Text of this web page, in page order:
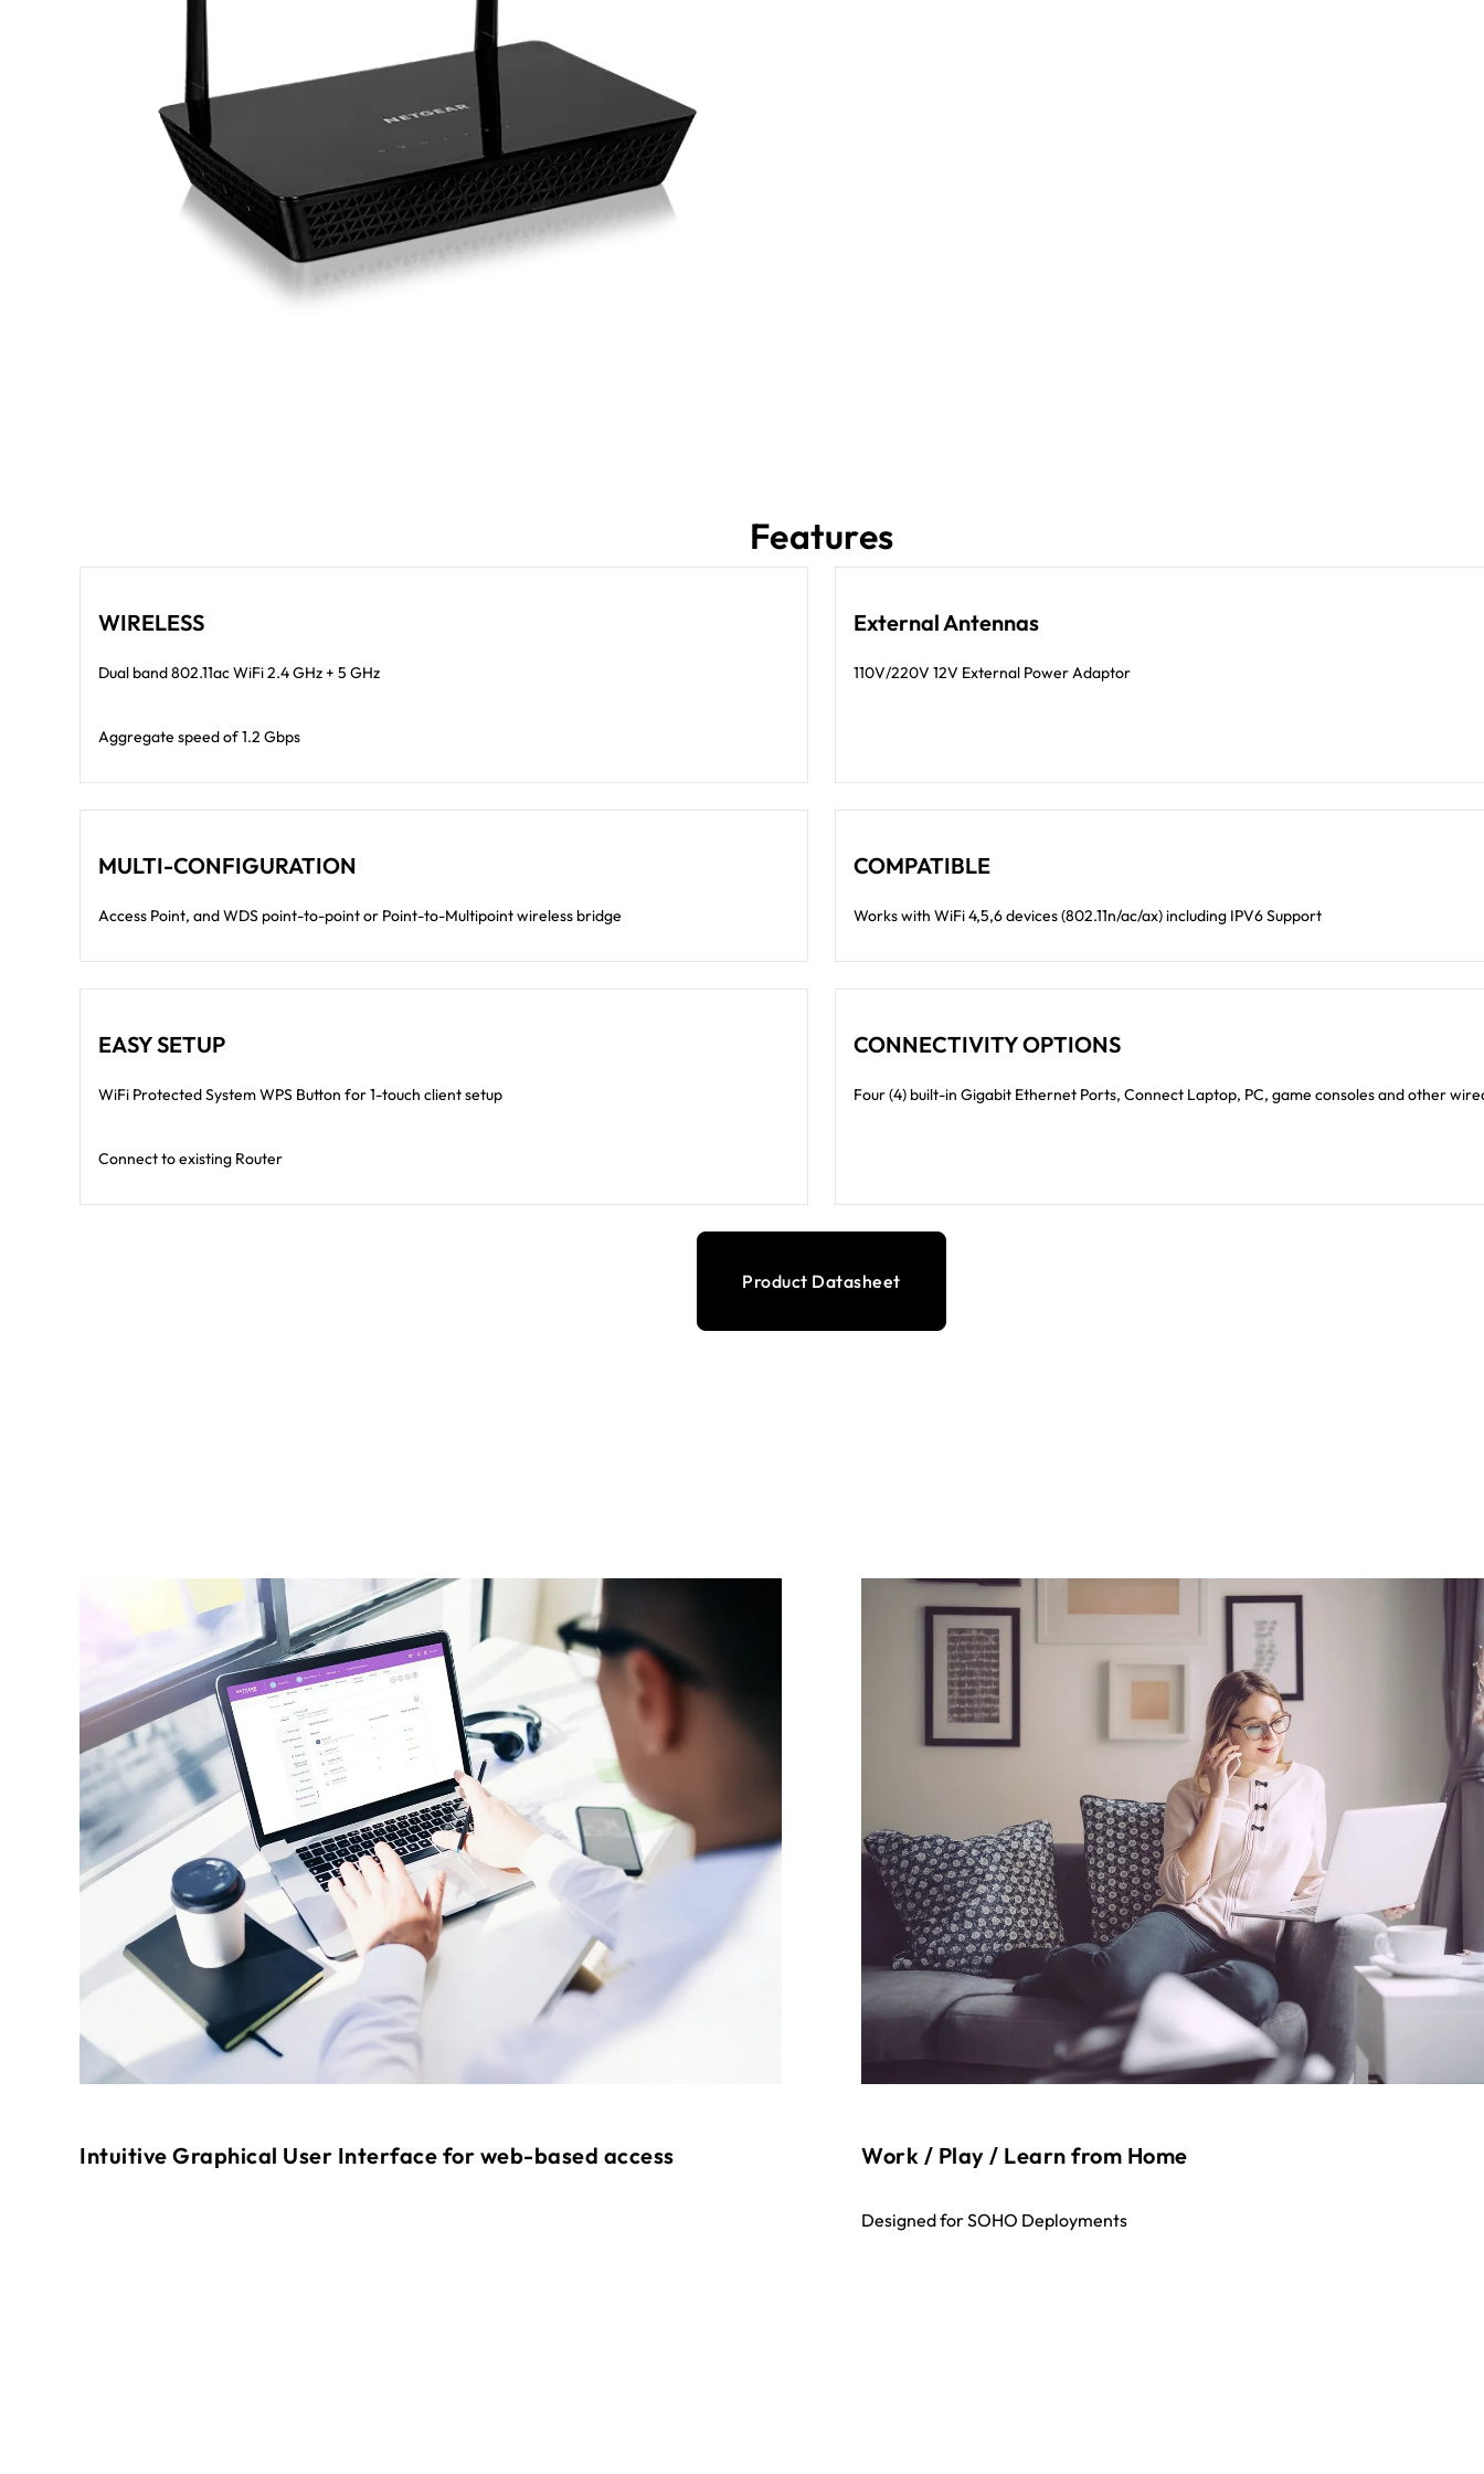
Features
WIRELESS
Dual band 802.11ac WiFi 2.4 GHz + 5 GHz
Aggregate speed of 1.2 Gbps
External Antennas
110V/220V 12V External Power Adaptor
MULTI-CONFIGURATION
Access Point, and WDS point-to-point or Point-to-Multipoint wireless bridge
COMPATIBLE
Works with WiFi 4,5,6 devices (802.11n/ac/ax) including IPV6 Support
EASY SETUP
WiFi Protected System WPS Button for 1-touch client setup
Connect to existing Router
CONNECTIVITY OPTIONS
Four (4) built-in Gigabit Ethernet Ports, Connect Laptop, PC, game consoles and other
Product Datasheet
Intuitive Graphical User Interface for web-based access Work / Play / Learn from Home
Designed for SOHO Deployments